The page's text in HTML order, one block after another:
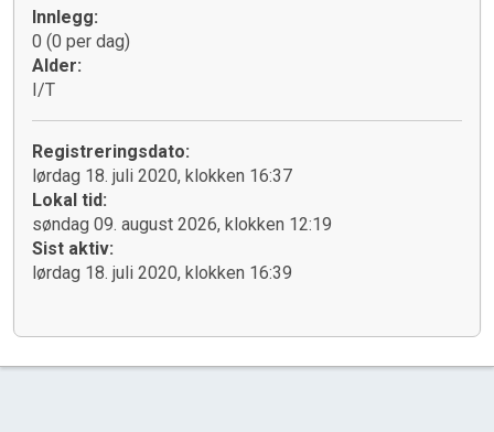
Innlegg:
0 (0 per dag)
Alder:
I/T
Registreringsdato:
lørdag 18. juli 2020, klokken 16:37
Lokal tid:
søndag 09. august 2026, klokken 12:19
Sist aktiv:
lørdag 18. juli 2020, klokken 16:39